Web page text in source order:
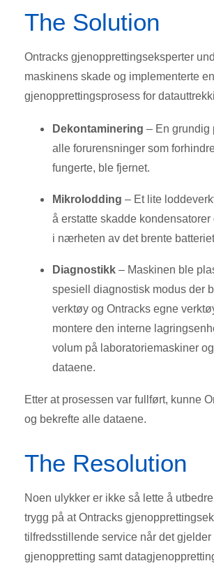
The Solution
Ontracks gjenopprettingseksperter
maskinens skade og implementerte
gjenopprettingsprosess for
Dekontaminering – En grundig
alle forurensninger som
fungerte, ble fjernet.
Mikrolodding – Et lite
å erstatte skadde kondensatorer
i nærheten av det brente
Diagnostikk – Maskinen ble
spesiell diagnostisk modus der
verktøy og Ontracks egne
montere den interne
volum på laboratoriemaskiner
dataene.
Etter at prosessen var fullført, kunne
og bekrefte alle dataene.
The Resolution
Noen ulykker er ikke så lette å
trygg på at Ontracks
tilfredsstillende service når det gjelder
gjenoppretting samt